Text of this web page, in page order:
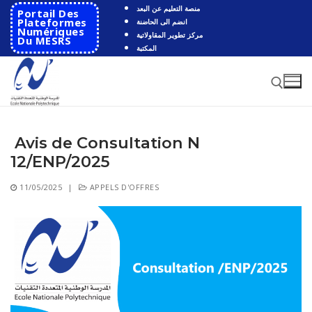
Aller
contenu
Portail Des
Plateformes
Numériques
Du MESRS
منصة التعليم عن البعد
انضم الى الحاضنة
مركز تطوير المقاولاتية
المكتبة
Rechercher :
:
Présentation
Départements
Coopération
Avis de Consultation N
12/ENP/2025
11/05/2025 | APPELS D'OFFRES